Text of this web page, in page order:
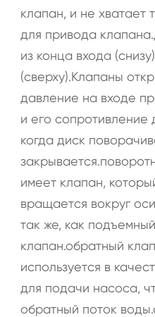
клапан, и не хватает
для привода
из конца входа
(сверху).Клапаны
давление на входе
и его сопротивление
когда диск
имеет клапан,
вращается вокруг
так же, как
клапан.обратный
используется в
для подачи насоса,
обратный поток